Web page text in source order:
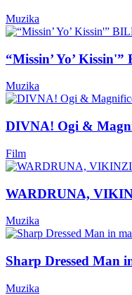
Muzika
“Missin’ Yo’
Muzika
DIVNA! Ogi &
Film
WARDRUNA,
Muzika
Sharp Dressed Man
Muzika